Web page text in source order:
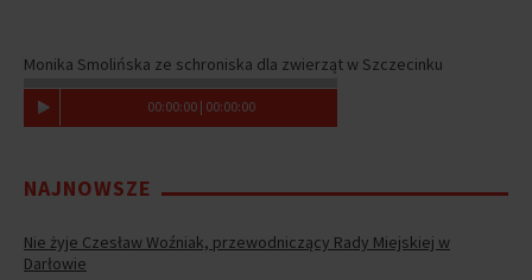
Monika Smolińska ze schroniska dla zwierząt w Szczecinku
00:00:00 | 00:00:00
NAJNOWSZE
Nie żyje Czesław Woźniak, przewodniczący Rady Miejskiej w
Darłowie